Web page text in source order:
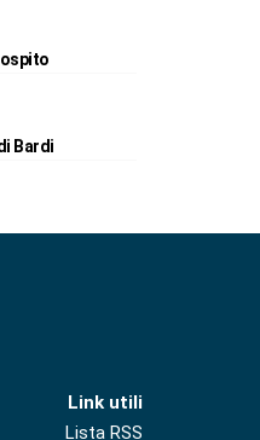
Bardi
Link utili
Lista RSS